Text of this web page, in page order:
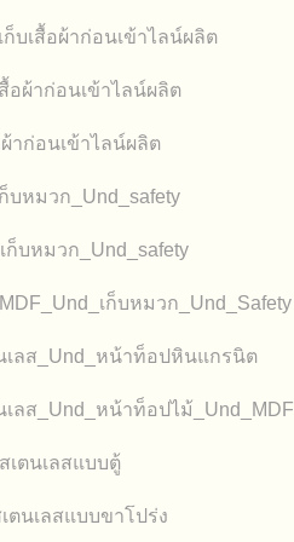
ก็บเสื้อผ้าก่อนเข้าไลน์ผลิต
อผ้าก่อนเข้าไลน์ผลิต
ผ้าก่อนเข้าไลน์ผลิต
บหมวก_Und_safety
ก็บหมวก_Und_safety
เก็บหมวก_Und_Safety
เลส_Und_หน้าท็อปหินแกรนิต
เลส_Und_หน้าท็อปไม้_Und_MDF
เตนเลสแบบตู้
ตนเลสแบบขาโปร่ง